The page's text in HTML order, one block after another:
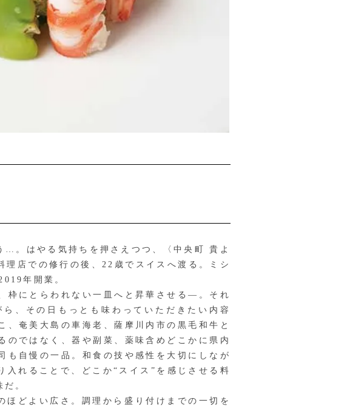
。はやる気持ちを押さえつつ、〈中央町 貴よ
店での修行の後、22歳でスイスへ渡る。ミシ
年開業。
枠にとらわれない一皿へと昇華させる—。それ
、その日もっとも味わっていただきたい内容
奄美大島の車海老、薩摩川内市の黒毛和牛と
のではなく、器や副菜、薬味含めどこかに県内
も自慢の一品。和食の技や感性を大切にしなが
入れることで、どこか“スイス”を感じさせる料
。
どよい広さ。調理から盛り付けまでの一切を